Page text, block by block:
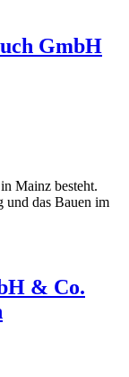
GmbH
Mainz besteht.
und das Bauen im
& Co.